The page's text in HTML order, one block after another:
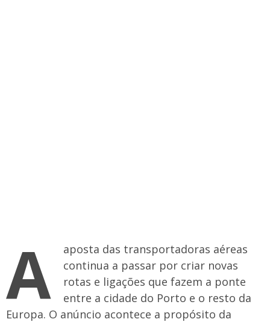
A
aposta das transportadoras aéreas
continua a passar por criar novas
rotas e ligações que fazem a ponte
entre a cidade do Porto e o resto da
Europa. O anúncio acontece a propósito da